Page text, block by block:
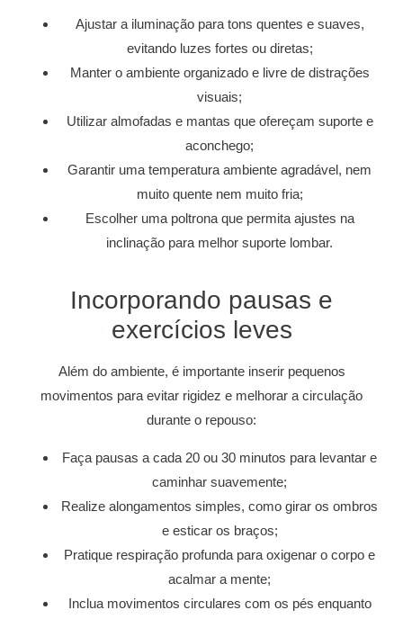
Ajustar a iluminação para tons quentes e suaves,
evitando luzes fortes ou diretas;
Manter o ambiente organizado e livre de distrações
visuais;
Utilizar almofadas e mantas que ofereçam suporte e
aconchego;
Garantir uma temperatura ambiente agradável, nem
muito quente nem muito fria;
Escolher uma poltrona que permita ajustes na
inclinação para melhor suporte lombar.
Incorporando pausas e
exercícios leves
Além do ambiente, é importante inserir pequenos
movimentos para evitar rigidez e melhorar a circulação
durante o repouso:
Faça pausas a cada 20 ou 30 minutos para levantar e
caminhar suavemente;
Realize alongamentos simples, como girar os ombros
e esticar os braços;
Pratique respiração profunda para oxigenar o corpo e
acalmar a mente;
Inclua movimentos circulares com os pés enquanto